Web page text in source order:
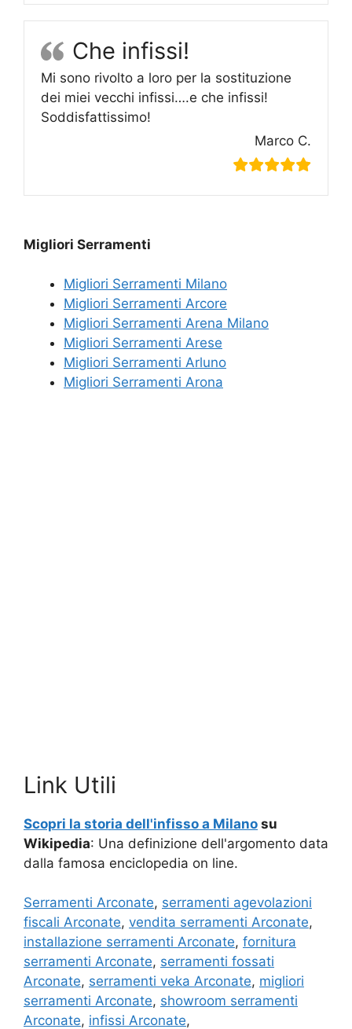
Che infissi!
Mi sono rivolto a loro per la sostituzione
dei miei vecchi infissi….e che infissi!
Soddisfattissimo!
Marco C.
Migliori Serramenti
Migliori Serramenti Milano
Migliori Serramenti Arcore
Migliori Serramenti Arena Milano
Migliori Serramenti Arese
Migliori Serramenti Arluno
Migliori Serramenti Arona
Link Utili
Scopri la storia dell'infisso a Milano su
Wikipedia: Una definizione dell'argomento data
dalla famosa enciclopedia on line.
Serramenti Arconate, serramenti agevolazioni
fiscali Arconate, vendita serramenti Arconate,
installazione serramenti Arconate, fornitura
serramenti Arconate, serramenti fossati
Arconate, serramenti veka Arconate, migliori
serramenti Arconate, showroom serramenti
Arconate, infissi Arconate,